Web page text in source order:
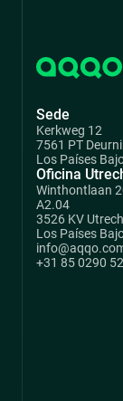
Sede
Kerkweg 12
7561 PT
Los Países
Oficina
Winthontlaan
A2.04
3526 KV
Los Países
+31 85 0290